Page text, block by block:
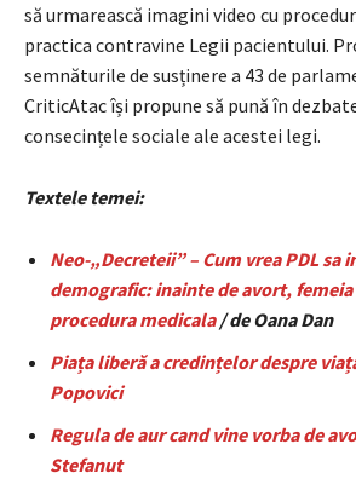
să urmarească imagini video cu
practica contravine Legii pacientului.
semnăturile de susținere a 43 de
CriticAtac își propune să pună în
consecințele sociale ale acestei legi.
Textele temei:
Neo-„Decreteii” – Cum vrea PDL sa
demografic: inainte de avort, femeia
procedura medicala/ de Oana Dan
Piața liberă a credințelor despre
Popovici
Regula de aur cand vine vorba de
Stefanut